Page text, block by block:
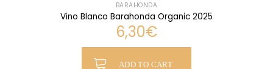
BARAHONDA
Vino Blanco Barahonda Organic 2025
6,30€
ADD TO CART